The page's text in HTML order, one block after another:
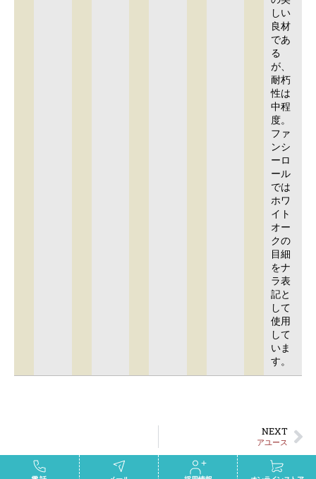
しい
良材
であ
る
が、
耐朽
性は
中程
度。
ファ
ンシ
ーロ
ール
では
ホワ
イト
オー
クの
目細
をナ
ラ表
記と
して
使用
して
いま
す。
NEXT
アユース